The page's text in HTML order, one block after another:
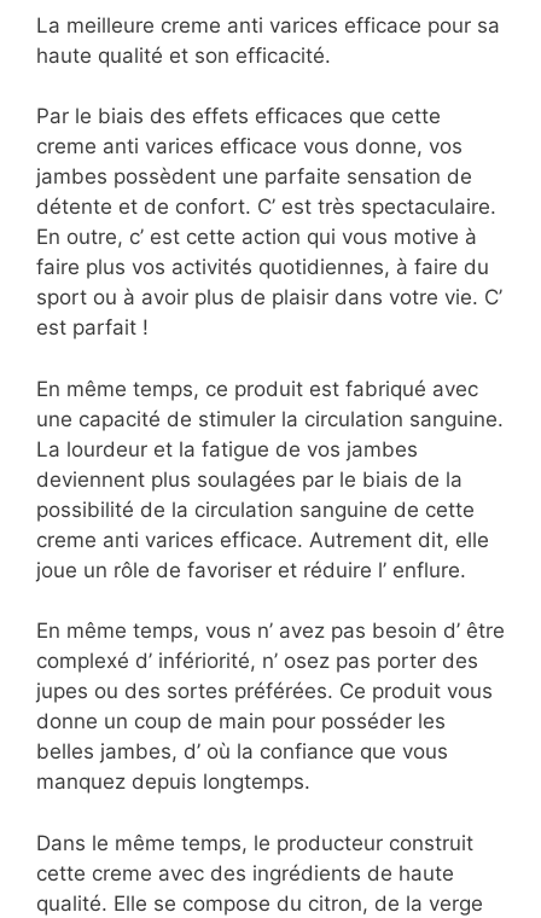
La meilleure creme anti varices efficace pour sa
haute qualité et son efficacité.
Par le biais des effets efficaces que cette
creme anti varices efficace vous donne, vos
jambes possèdent une parfaite sensation de
détente et de confort. C’ est très spectaculaire.
En outre, c’ est cette action qui vous motive à
faire plus vos activités quotidiennes, à faire du
sport ou à avoir plus de plaisir dans votre vie. C’
est parfait !
En même temps, ce produit est fabriqué avec
une capacité de stimuler la circulation sanguine.
La lourdeur et la fatigue de vos jambes
deviennent plus soulagées par le biais de la
possibilité de la circulation sanguine de cette
creme anti varices efficace. Autrement dit, elle
joue un rôle de favoriser et réduire l’ enflure.
En même temps, vous n’ avez pas besoin d’ être
complexé d’ infériorité, n’ osez pas porter des
jupes ou des sortes préférées. Ce produit vous
donne un coup de main pour posséder les
belles jambes, d’ où la confiance que vous
manquez depuis longtemps.
Dans le même temps, le producteur construit
cette creme avec des ingrédients de haute
qualité. Elle se compose du citron, de la verge